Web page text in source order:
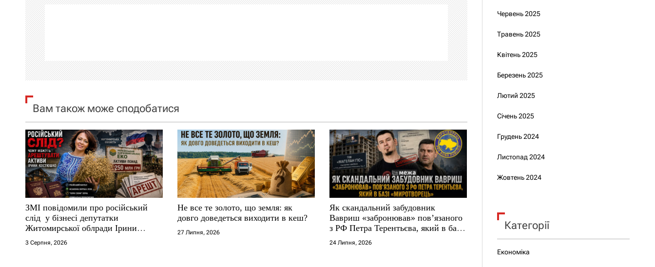
г
а
ц
і
я
а
п
и
с
і
в
Вам також може сподобатися
ЗМІ повідомили про російський
слід у бізнесі депутатки
Житомирської облради Ірини
Костюшко та чому можуть
арештувати її активи
3 Серпня, 2026
Не все те золото, що земля: як
довго доведеться виходити в кеш?
27 Липня, 2026
Як скандальний забудовник
Вавриш «забронював» повʼязаного
з РФ Петра Терентьєва, який в базі
«Миротворець»
24 Липня, 2026
Червень 2025
Травень 2025
Квітень 2025
Березень 2025
Лютий 2025
Січень 2025
Грудень 2024
Листопад 2024
Жовтень 2024
Категорії
Економіка